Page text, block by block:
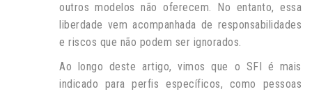
outros modelos não oferecem. No entanto, essa
liberdade vem acompanhada de responsabilidades
e riscos que não podem ser ignorados.
Ao longo deste artigo, vimos que o SFI é mais
indicado para perfis específicos, como pessoas